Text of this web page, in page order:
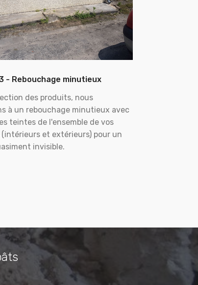
- Rebouchage minutieux
des produits, nous
à un rebouchage minutieux avec
teintes de l'ensemble de vos
et extérieurs) pour un
invisible.